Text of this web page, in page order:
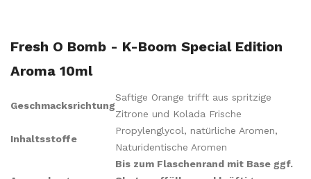
Fresh O Bomb - K-Boom Special Edition
Aroma 10ml
Geschmacksrichtung
Saftige Orange trifft aus spritzige
Zitrone und Kolada Frische
Inhaltsstoffe
Propylenglycol, natürliche Aromen,
Naturidentische Aromen
Bis zum Flaschenrand mit Base ggf.